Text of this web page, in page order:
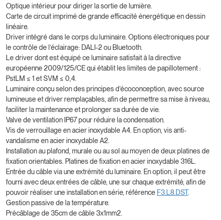
Optique intérieur pour diriger la sortie de lumière.
Carte de circuit imprimé de grande efficacité énergétique en dessin
linéaire.
Driver intégré dans le corps du luminaire. Options électroniques pour
le contrôle de l’éclairage: DALI-2 ou Bluetooth.
Le driver dont est équipé ce luminaire satisfait à la directive
européenne 2009/125/CE qui établit les limites de papillotement :
PstLM ≤ 1 et SVM ≤ 0,4.
Luminaire conçu selon des principes d’écoconception, avec source
lumineuse et driver remplaçables, afin de permettre sa mise à niveau,
faciliter la maintenance et prolonger sa durée de vie.
Valve de ventilation IP67 pour réduire la condensation.
Vis de verrouillage en acier inoxydable A4. En option, vis anti-
vandalisme en acier inoxydable A2.
Installation au plafond, murale ou au sol au moyen de deux platines de
fixation orientables. Platines de fixation en acier inoxydable 316L.
Entrée du câble via une extrémité du luminaire. En option, il peut être
fourni avec deux entrées de câble, une sur chaque extrémité, afin de
pouvoir réaliser une installation en série, référence F3.L8.DST.
Gestion passive de la température.
Précâblage de 35cm de câble 3x1mm2.